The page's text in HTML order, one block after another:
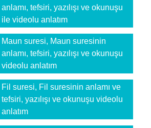
anlamı, tefsiri, yazılışı ve okunuşu
ile videolu anlatım
Maun suresi, Maun suresinin
anlamı, tefsiri, yazılışı ve okunuşu
videolu anlatım
Fil suresi, Fil suresinin anlamı ve
tefsiri, yazılışı ve okunuşu videolu
anlatım